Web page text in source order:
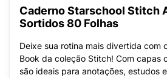
Caderno Starschool Stitch
Sortidos 80 Folhas
Deixe sua rotina mais divertida com
Book da coleção Stitch! Com capas
são ideais para anotações, estudos